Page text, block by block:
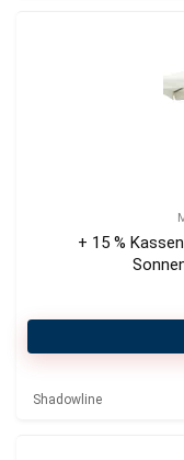
+ 15 %
Shadowline